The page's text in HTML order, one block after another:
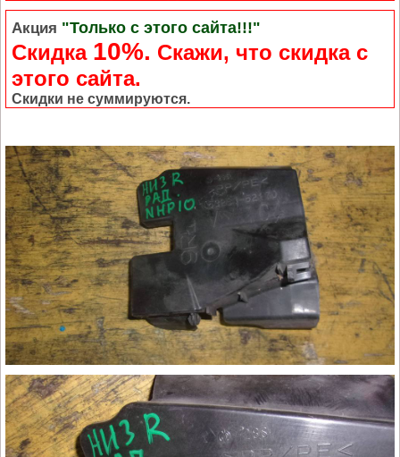
Акция "Только с этого сайта!!!"
Скидка 10%. Cкажи, что скидка с
этого сайта.
Скидки не суммируются.